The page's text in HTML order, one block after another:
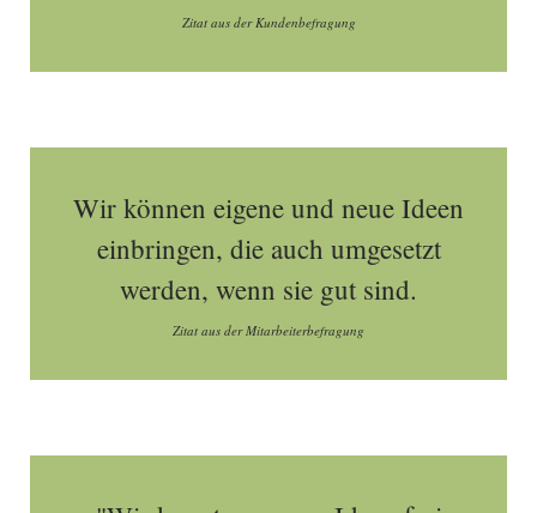
Zitat aus der Kundenbefragung
Wir können eigene und neue Ideen
einbringen, die auch umgesetzt
werden, wenn sie gut sind.
Zitat aus der Mitarbeiterbefragung